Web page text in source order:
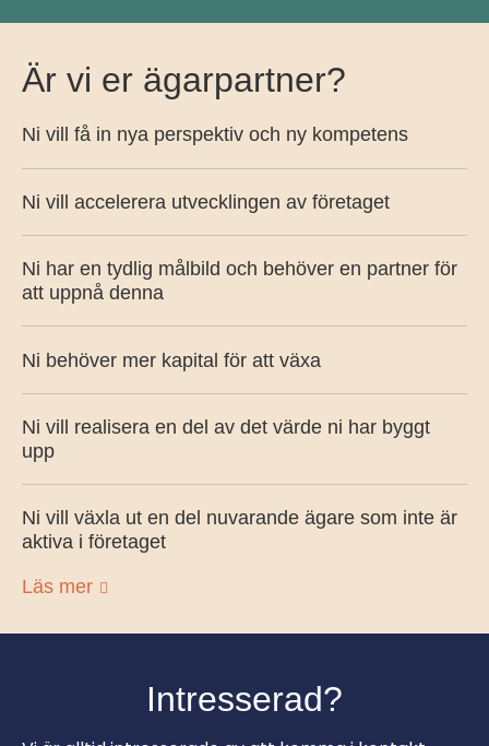
Är vi er ägarpartner?
Ni vill få in nya perspektiv och ny kompetens
Ni vill accelerera utvecklingen av företaget
Ni har en tydlig målbild och behöver en partner för
att uppnå denna
Ni behöver mer kapital för att växa
Ni vill realisera en del av det värde ni har byggt
upp
Ni vill växla ut en del nuvarande ägare som inte är
aktiva i företaget
Läs mer
Intresserad?